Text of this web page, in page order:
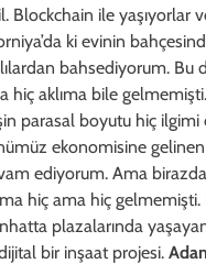
Blockchain ile yaşıyorlar
ki evinin
bahsediyorum. Bu
hiç aklıma bile gelmemişti.
parasal boyutu hiç ilgimi
ekonomisine gelinen
ediyorum. Ama
hiç ama hiç
plazalarında
bir inşaat projesi.